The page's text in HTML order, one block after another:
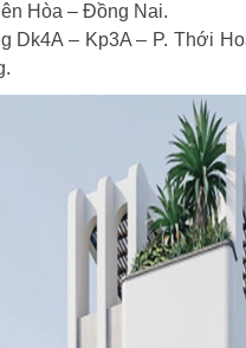
Hòa – Đồng Nai.
Dk4A – Kp3A – P. Thới